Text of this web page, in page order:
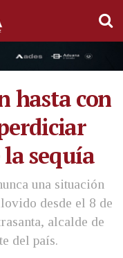
hasta con
sequía
una situación
desde el 8 de
alcalde de
del país.